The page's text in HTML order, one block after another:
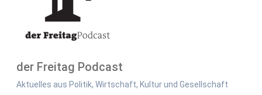
der Freitag Podcast
Aktuelles aus Politik, Wirtschaft, Kultur und Gesellschaft